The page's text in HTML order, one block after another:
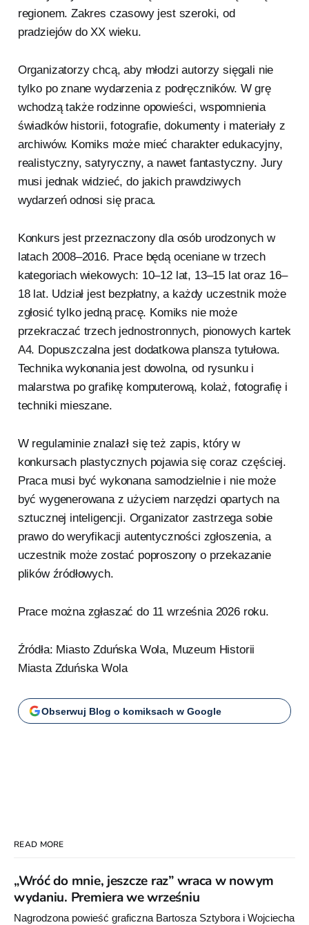
regionem. Zakres czasowy jest szeroki, od
pradziejów do XX wieku.
Organizatorzy chcą, aby młodzi autorzy sięgali nie
tylko po znane wydarzenia z podręczników. W grę
wchodzą także rodzinne opowieści, wspomnienia
świadków historii, fotografie, dokumenty i materiały z
archiwów. Komiks może mieć charakter edukacyjny,
realistyczny, satyryczny, a nawet fantastyczny. Jury
musi jednak widzieć, do jakich prawdziwych
wydarzeń odnosi się praca.
Konkurs jest przeznaczony dla osób urodzonych w
latach 2008–2016. Prace będą oceniane w trzech
kategoriach wiekowych: 10–12 lat, 13–15 lat oraz 16–
18 lat. Udział jest bezpłatny, a każdy uczestnik może
zgłosić tylko jedną pracę. Komiks nie może
przekraczać trzech jednostronnych, pionowych kartek
A4. Dopuszczalna jest dodatkowa plansza tytułowa.
Technika wykonania jest dowolna, od rysunku i
malarstwa po grafikę komputerową, kolaż, fotografię i
techniki mieszane.
W regulaminie znalazł się też zapis, który w
konkursach plastycznych pojawia się coraz częściej.
Praca musi być wykonana samodzielnie i nie może
być wygenerowana z użyciem narzędzi opartych na
sztucznej inteligencji. Organizator zastrzega sobie
prawo do weryfikacji autentyczności zgłoszenia, a
uczestnik może zostać poproszony o przekazanie
plików źródłowych.
Prace można zgłaszać do 11 września 2026 roku.
Źródła: Miasto Zduńska Wola, Muzeum Historii
Miasta Zduńska Wola
Obserwuj Blog o komiksach w Google
READ MORE
„Wróć do mnie, jeszcze raz” wraca w nowym
wydaniu. Premiera we wrześniu
Nagrodzona powieść graficzna Bartosza Sztybora i Wojciecha